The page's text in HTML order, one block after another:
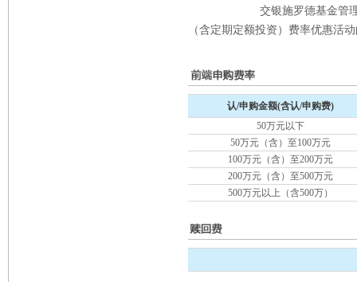
交银施罗德基金管
（含定期定额投资）费率优惠活
认/申购金额(含认/申购费)
50万元以下
50万元（含）至100万元
100万元（含）至200万元
200万元（含）至500万元
500万元以上（含500万）